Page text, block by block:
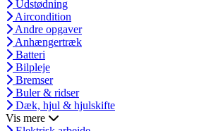
Udstødning
Aircondition
Andre opgaver
Anhængertræk
Batteri
Bilpleje
Bremser
Buler & ridser
Dæk, hjul & hjulskifte
Vis mere